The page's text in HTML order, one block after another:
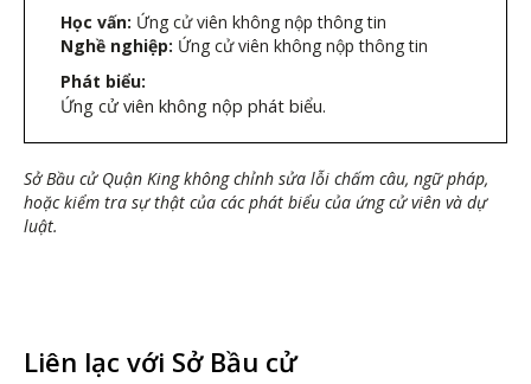
Học vấn: Ứng cử viên không nộp thông tin
Nghề nghiệp: Ứng cử viên không nộp thông tin
Phát biểu:
Ứng cử viên không nộp phát biểu.
Sở Bầu cử Quận King không chỉnh sửa lỗi chấm câu, ngữ pháp,
hoặc kiểm tra sự thật của các phát biểu của ứng cử viên và dự
luật.
Liên lạc với Sở Bầu cử